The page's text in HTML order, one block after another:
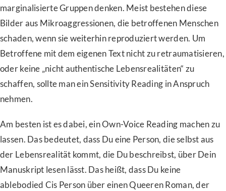
marginalisierte Gruppen denken. Meist bestehen diese
Bilder aus Mikroaggressionen, die betroffenen Menschen
schaden, wenn sie weiterhin reproduziert werden. Um
Betroffene mit dem eigenen Text nicht zu retraumatisieren,
oder keine „nicht authentische Lebensrealitäten“ zu
schaffen, sollte man ein Sensitivity Reading in Anspruch
nehmen.
Am besten ist es dabei, ein Own-Voice Reading machen zu
lassen. Das bedeutet, dass Du eine Person, die selbst aus
der Lebensrealität kommt, die Du beschreibst, über Dein
Manuskript lesen lässt. Das heißt, dass Du keine
ablebodied Cis Person über einen Queeren Roman, der